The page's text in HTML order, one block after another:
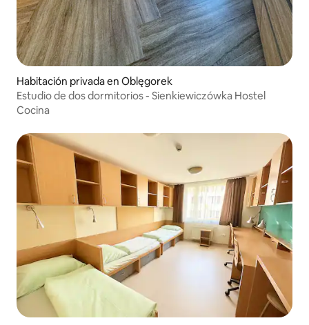
Habitación privada en Oblęgorek
Estudio de dos dormitorios - Sienkiewiczówka Hostel
Cocina